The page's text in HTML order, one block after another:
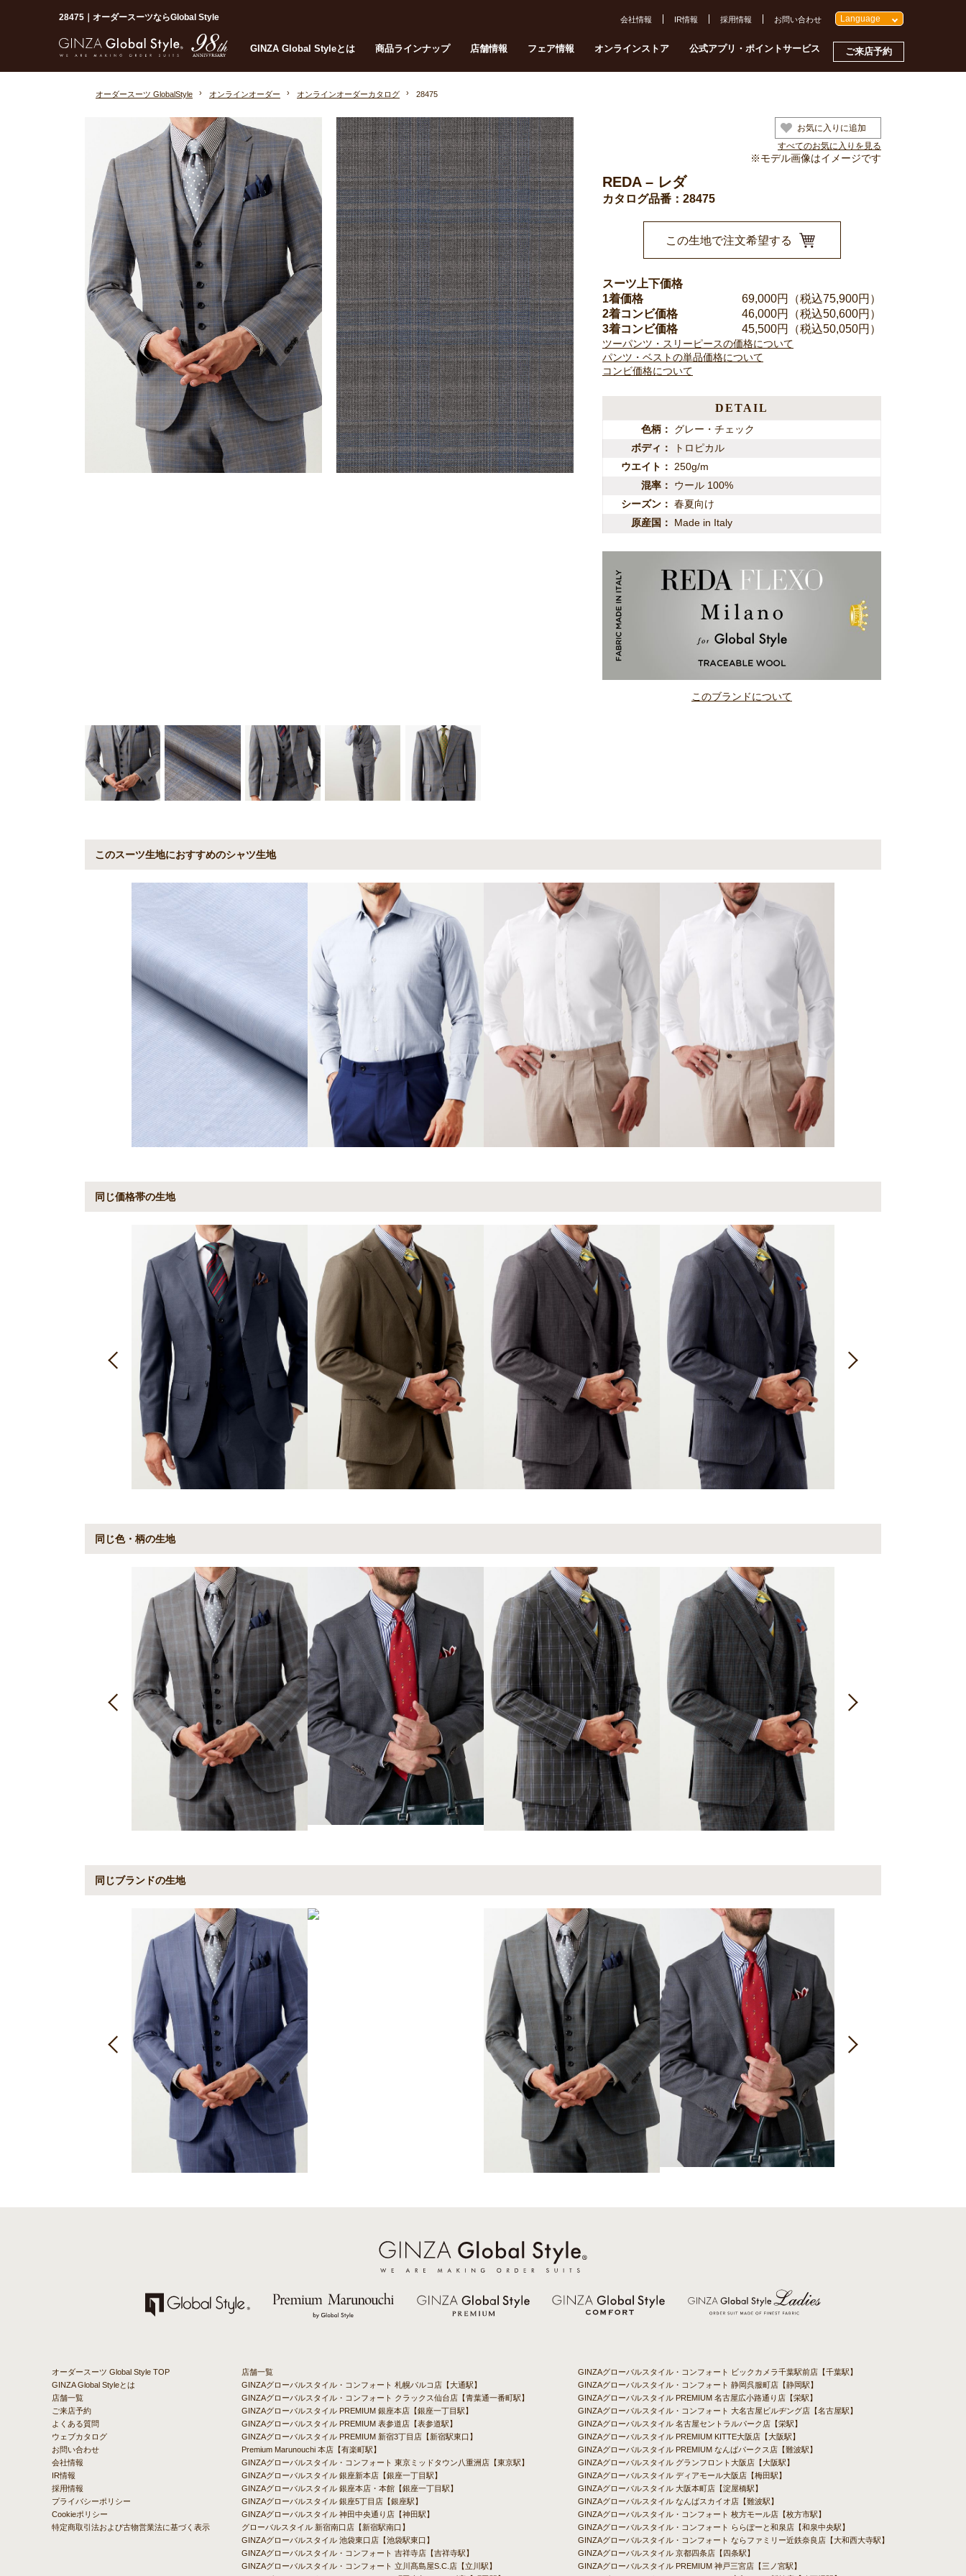
28475｜オーダースーツならGlobal Style
GINZA Global Styleとは 商品ラインナップ 店舗情報 フェア情報 オンラインストア 公式アプリ・ポイントサービス ご来店予約
会社情報 IR情報 採用情報 お問い合わせ Language
オーダースーツ GlobalStyle オンラインオーダー オンラインオーダーカタログ 28475
お気に入りに追加
すべてのお気に入りを見る
※モデル画像はイメージです
REDA – レダ
カタログ品番：28475
この生地で注文希望する
スーツ上下価格
1着価格
69,000円（税込75,900円）
2着コンビ価格
46,000円（税込50,600円）
3着コンビ価格
45,500円（税込50,050円）
ツーパンツ・スリーピースの価格について
パンツ・ベストの単品価格について
コンビ価格について
DETAIL
色柄
グレー・チェック
ボディ
トロピカル
ウエイト
250g/m
混率
ウール 100%
シーズン
春夏向け
原産国
Made in Italy
このブランドについて
このスーツ生地におすすめのシャツ生地
同じ価格帯の生地
同じ色・柄の生地
同じブランドの生地
オーダースーツ Global Style TOP
GINZA Global Styleとは
店舗一覧
ご来店予約
よくある質問
ウェブカタログ
お問い合わせ
会社情報
IR情報
採用情報
プライバシーポリシー
Cookieポリシー
特定商取引法および古物営業法に基づく表示
店舗一覧
GINZAグローバルスタイル・コンフォート 札幌パルコ店【大通駅】
GINZAグローバルスタイル・コンフォート クラックス仙台店【青葉通一番町駅】
GINZAグローバルスタイル PREMIUM 銀座本店【銀座一丁目駅】
GINZAグローバルスタイル PREMIUM 表参道店【表参道駅】
GINZAグローバルスタイル PREMIUM 新宿3丁目店【新宿駅東口】
Premium Marunouchi 本店【有楽町駅】
GINZAグローバルスタイル・コンフォート 東京ミッドタウン八重洲店【東京駅】
GINZAグローバルスタイル 銀座新本店【銀座一丁目駅】
GINZAグローバルスタイル 銀座本店・本館【銀座一丁目駅】
GINZAグローバルスタイル 銀座5丁目店【銀座駅】
GINZAグローバルスタイル 神田中央通り店【神田駅】
グローバルスタイル 新宿南口店【新宿駅南口】
GINZAグローバルスタイル 池袋東口店【池袋駅東口】
GINZAグローバルスタイル・コンフォート 吉祥寺店【吉祥寺駅】
GINZAグローバルスタイル・コンフォート 立川髙島屋S.C.店【立川駅】
GINZAグローバルスタイル・コンフォート ビックカメラ千葉駅前店【千葉駅】
GINZAグローバルスタイル・コンフォート 静岡呉服町店【静岡駅】
GINZAグローバルスタイル PREMIUM 名古屋広小路通り店【栄駅】
GINZAグローバルスタイル・コンフォート 大名古屋ビルヂング店【名古屋駅】
GINZAグローバルスタイル 名古屋セントラルパーク店【栄駅】
GINZAグローバルスタイル PREMIUM KITTE大阪店【大阪駅】
GINZAグローバルスタイル PREMIUM なんばパークス店【難波駅】
GINZAグローバルスタイル グランフロント大阪店【大阪駅】
GINZAグローバルスタイル ディアモール大阪店【梅田駅】
GINZAグローバルスタイル 大阪本町店【淀屋橋駅】
GINZAグローバルスタイル なんばスカイオ店【難波駅】
GINZAグローバルスタイル・コンフォート 枚方モール店【枚方市駅】
GINZAグローバルスタイル・コンフォート ららぽーと和泉店【和泉中央駅】
GINZAグローバルスタイル・コンフォート ならファミリー近鉄奈良店【大和西大寺駅】
GINZAグローバルスタイル 京都四条店【四条駅】
GINZAグローバルスタイル PREMIUM 神戸三宮店【三ノ宮駅】